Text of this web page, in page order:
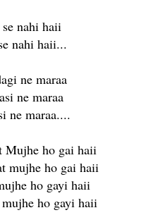
nahi haii
nahi haii...
ne maraa
ne maraa
ne maraa....
Mujhe ho gai haii
mujhe ho gai haii
ho gayi haii
ho gayi haii